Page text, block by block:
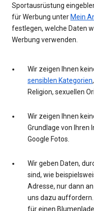
Sportausrüstung
für Werbung unter Mein
festlegen, welche Daten
Werbung verwenden.
Wir zeigen Ihnen
sensiblen Kategorien
Religion, sexuellen
Wir zeigen Ihnen
Grundlage von Ihren
Google Fotos.
Wir geben Daten,
sind, wie
Adresse, nur dann
uns dazu auffordern.
für einen